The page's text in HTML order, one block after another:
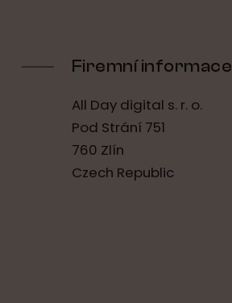
Firemní informace
All Day digital s. r. o.
Pod Strání 751
760 Zlín
Czech Republic